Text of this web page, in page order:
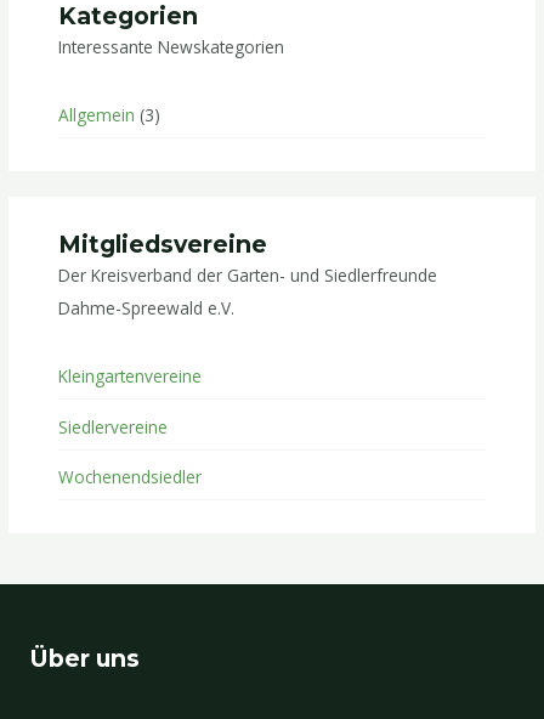
Kategorien
Interessante Newskategorien
Allgemein (3)
Mitgliedsvereine
Der Kreisverband der Garten- und Siedlerfreunde
Dahme-Spreewald e.V.
Kleingartenvereine
Siedlervereine
Wochenendsiedler
Über uns